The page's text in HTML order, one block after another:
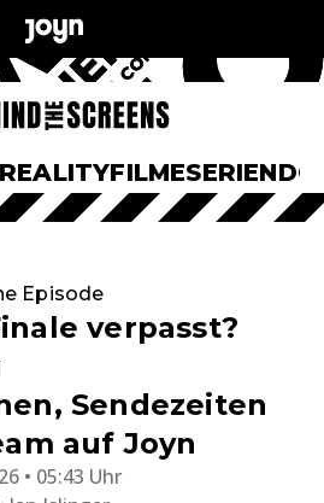
REALITYFILMESERIEN
Episode
verpasst?
Sendezeiten
auf Joyn
• 05:43 Uhr